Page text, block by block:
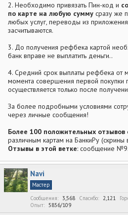
2. Необходимо привязать Пин-код и
по карте на любую сумму сразу же
любых услуг, переводы из приложения
засчитываются.
3. До получения рефбека картой
банк вправе не выплатить деньги..
4. Средний срок выплаты рефбека от
момента совершения первой покупки
осуществляется только после
За более подробными условиями
через личные сообщения!
Более 100 положительных
различным картам на БанкиРу
Отзывы в этой ветке: сообщение №9.
Navi
Мастер
Сообщения
3,568 Спасибо 2,121
Опыт
5856/109